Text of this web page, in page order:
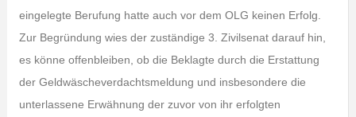
eingelegte Berufung hatte auch vor dem OLG keinen Erfolg.
Zur Begründung wies der zuständige 3. Zivilsenat darauf hin,
es könne offenbleiben, ob die Beklagte durch die Erstattung
der Geldwäscheverdachtsmeldung und insbesondere die
unterlassene Erwähnung der zuvor von ihr erfolgten